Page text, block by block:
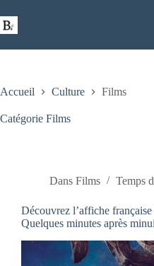
au
contenu
Accueil Culture Films
Catégorie Films
Dans Films Temps
Découvrez l’affiche
Quelques minutes après